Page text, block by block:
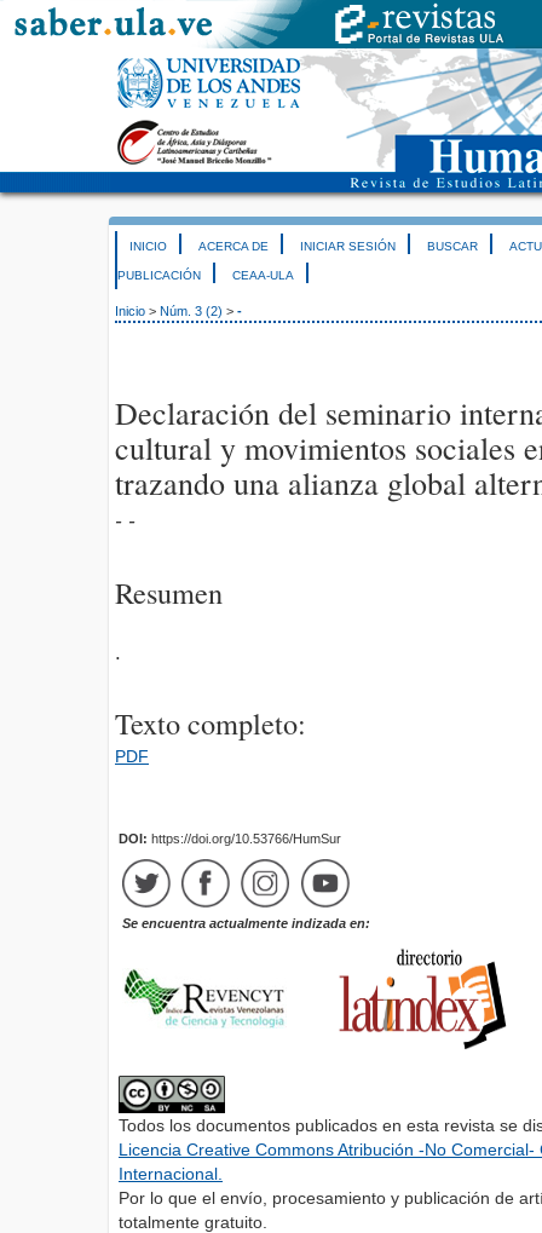
INICIO ACERCA DE INICIAR SESIÓN BUSCAR
PUBLICACIÓN CEAA-ULA
Inicio > Núm. 3 (2) > -
Declaración del seminario
cultural y movimientos sociales
trazando una alianza global
- -
Resumen
.
Texto completo:
PDF
DOI: https://doi.org/10.53766/HumSur
Se encuentra actualmente indizada en:
Todos los documentos publicados en esta revista se
Licencia Creative Commons Atribución -No
Internacional.
Por lo que el envío, procesamiento y publicación de
totalmente gratuito.